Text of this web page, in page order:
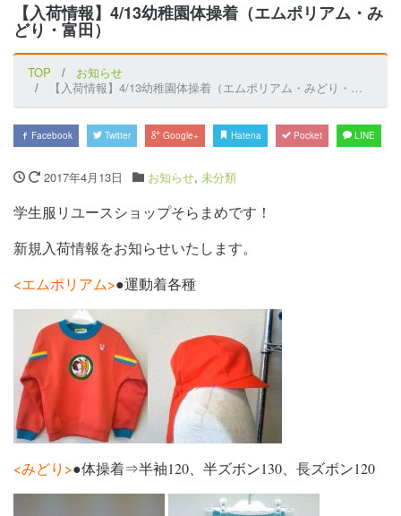
【入荷情報】4/13幼稚園体操着（エムポリアム・み
どり・富田）
TOP
お知らせ
【入荷情報】4/13幼稚園体操着（エムポリアム・みどり・富田）
Facebook Twitter Google+ Hatena Pocket LINE
2017年4月13日 お知らせ, 未分類
学生服リユースショップそらまめです！
新規入荷情報をお知らせいたします。
<エムポリアム>●運動着各種
<みどり>●体操着⇒半袖120、半ズボン130、長ズボン120